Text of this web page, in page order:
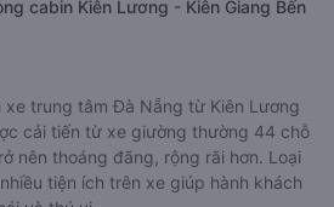
cabin Kiên Lương - Kiên Giang Bến
xe trung tâm Đà Nẵng từ Kiên Lương
cải tiến từ xe giường thường 44 chỗ
nên thoáng đãng, rộng rãi hơn. Loại
tiện ích trên xe giúp hành khách